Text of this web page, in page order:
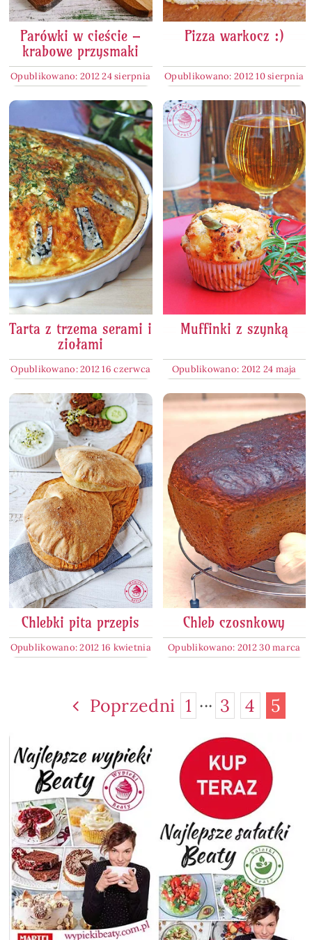
Parówki w cieście –
krabowe przysmaki
Opublikowano: 2012 24 sierpnia
Pizza warkocz :)
Opublikowano: 2012 10 sierpnia
Tarta z trzema serami i
ziołami
Opublikowano: 2012 16 czerwca
Muffinki z szynką
Opublikowano: 2012 24 maja
Chlebki pita przepis
Opublikowano: 2012 16 kwietnia
Chleb czosnkowy
Opublikowano: 2012 30 marca
Poprzedni 1 ··· 3 4 5